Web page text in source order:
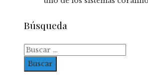
Búsqueda
Buscar: